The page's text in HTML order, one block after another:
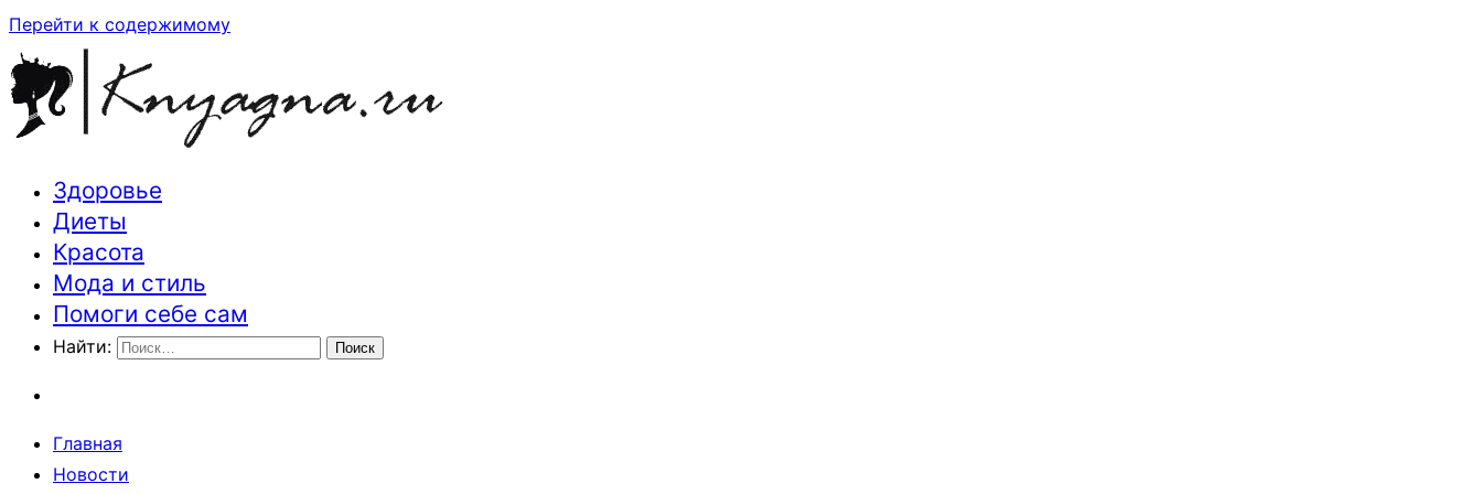
Перейти к содержимому
Траектория здоровья и красоты
Здоровье
Диеты
Красота
Мода и стиль
Помоги себе сам
Найти:
Главная
Новости